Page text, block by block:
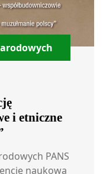
i etniczne
PANS
naukową